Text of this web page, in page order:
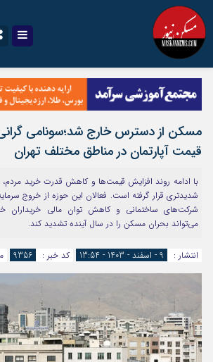
اینستاگرام
تلگرام
سروش
ایتا
آپارات
نام کاربری یا نشانی ایمیل
رمز عبور
مرا به خاطر بسپار
مسکن از دسترس خارج شد؛سونامی
قیمت آپارتمان در مناطق مختلف تهران
با ادامه روند افزایش قیمت‌ها و کاهش قدرت خرید مردم،
شدیدتری قرار گرفته است. فعالان این حوزه از خروج
شرکت‌های ساختمانی و کاهش توان مالی خریداران
می‌تواند بحران مسکن را در سال آینده تشدید کند.
انتشار : 9 - اسفند - 1403 - 13:54 کد خبر : 9356